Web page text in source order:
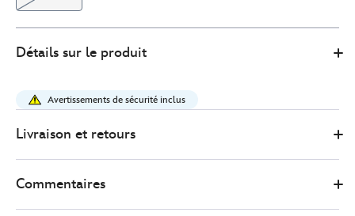
Store
27.00
story-
avec-
enfants-
2405051400209M.html
Détails sur le produit
Avertissements de sécurité inclus
Livraison et retours
Commentaires